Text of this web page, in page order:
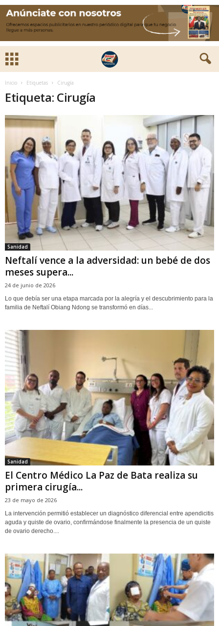
Inicio Etiquetas Cirugía
Etiqueta: Cirugía
Sanidad
Neftalí vence a la adversidad: un bebé de dos
meses supera...
24 de junio de 2026
Lo que debía ser una etapa marcada por la alegría y el descubrimiento para la
familia de Neftalí Obiang Ndong se transformó en días...
Sanidad
El Centro Médico La Paz de Bata realiza su
primera cirugía...
23 de mayo de 2026
La intervención permitió establecer un diagnóstico diferencial entre apendicitis
aguda y quiste de ovario, confirmándose finalmente la presencia de un quiste
de ovario derecho....